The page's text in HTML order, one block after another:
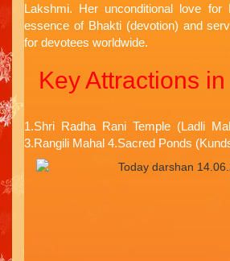
Lakshmi. Her unconditional love
essence of Bhakti (devotion) and
for devotees worldwide.
Key Attractions
1.Shri Radha Rani Temple (Ladli
3.Rangili Mahal 4.Sacred Ponds